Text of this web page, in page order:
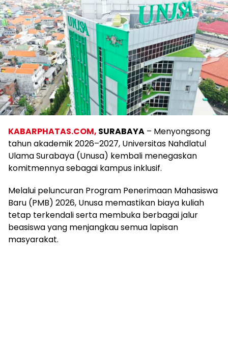
KABARPHATAS.COM, SURABAYA – Menyongsong
tahun akademik 2026–2027, Universitas Nahdlatul
Ulama Surabaya (Unusa) kembali menegaskan
komitmennya sebagai kampus inklusif.
Melalui peluncuran Program Penerimaan Mahasiswa
Baru (PMB) 2026, Unusa memastikan biaya kuliah
tetap terkendali serta membuka berbagai jalur
beasiswa yang menjangkau semua lapisan
masyarakat.